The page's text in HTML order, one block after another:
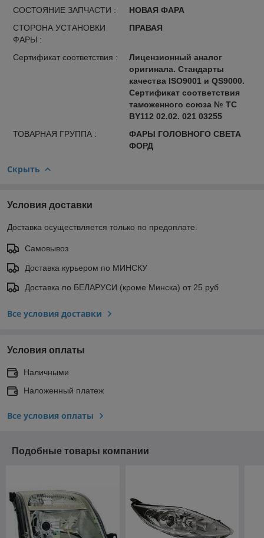
СОСТОЯНИЕ ЗАПЧАСТИ :
НОВАЯ ФАРА
СТОРОНА УСТАНОВКИ
ФАРЫ :
ПРАВАЯ
Сертификат соответствия :
Лицензионный аналог
оригинала. Стандарты
качества ISO9001 и QS9000.
Сертификат соответствия
таможенного союза № ТС
BY112 02.02. 021 03255
ТОВАРНАЯ ГРУППА :
ФАРЫ ГОЛОВНОГО СВЕТА
ФОРД
Скрыть
Условия доставки
Доставка осуществляется только по предоплате.
Самовывоз
Доставка курьером по МИНСКУ
Доставка по БЕЛАРУСИ (кроме Минска) от 25 руб
Все условия доставки
Условия оплаты
Наличными
Наложенный платеж
Все условия оплаты
Подобные товары компании